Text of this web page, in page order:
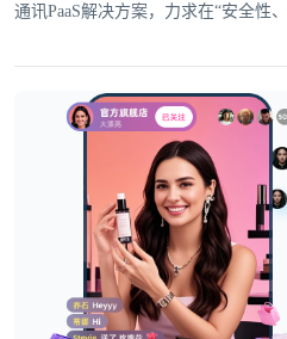
通讯PaaS解决方案，力求在“安全性
求。